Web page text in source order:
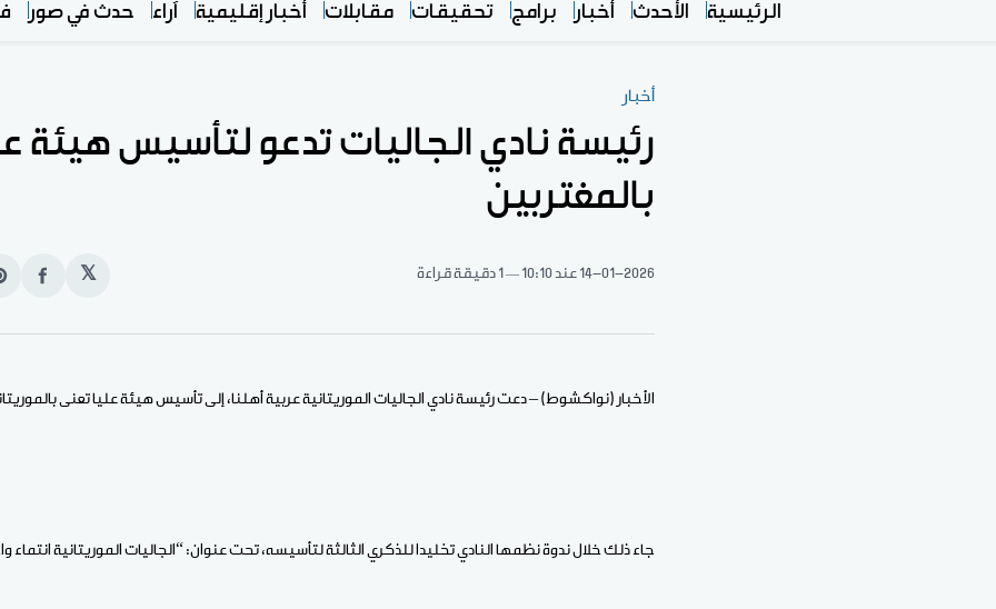
الرئيسية الأحدث أخبار برامج تحقيقات مقابلات أخبار إقليمية آراء حدث في صور
أخبار
رئيسة نادي الجاليات تدعو لتأسيس هيئة
بالمغتربين
14-01-2026 عند 10:10 1 دقيقة قراءة 𝕏
انشر
الأخبار (نواكشوط) – دعت رئيسة نادي الجاليات الموريتانية عربية أهلنا، إلى تأسيس هيئة عليا تعنى
جاء ذلك خلال ندوة نظمها النادي تخليدا للذكري الثالثة لتأسيسه، تحت عنوان: “الجاليات الموريتانية انتماء